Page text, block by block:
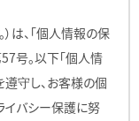
は、「個人情報の保
号。以下「個人情
遵守し、お客様の個
イバシー保護に努